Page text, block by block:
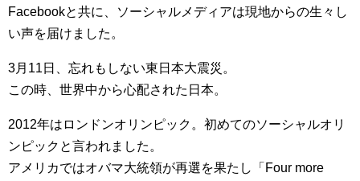
Facebookと共に、ソーシャルメディアは現地からの生々し
い声を届けました。
3月11日、忘れもしない東日本大震災。
この時、世界中から心配された日本。
2012年はロンドンオリンピック。初めてのソーシャルオリ
ンピックと言われました。
アメリカではオバマ大統領が再選を果たし「Four more